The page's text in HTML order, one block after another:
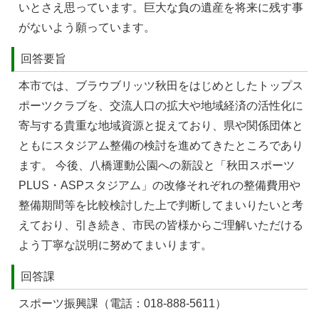
いとさえ思っています。巨⼤な負の遺産を将来に残す事
がないよう願っています。
回答要旨
本市では、ブラウブリッツ秋田をはじめとしたトップス
ポーツクラブを、交流人口の拡大や地域経済の活性化に
寄与する貴重な地域資源と捉えており、県や関係団体と
ともにスタジアム整備の検討を進めてきたところであり
ます。 今後、八橋運動公園への新設と「秋田スポーツ
PLUS・ASPスタジアム」の改修それぞれの整備費用や
整備期間等を比較検討した上で判断してまいりたいと考
えており、引き続き、市民の皆様からご理解いただける
よう丁寧な説明に努めてまいります。
回答課
スポーツ振興課（電話：018-888-5611）